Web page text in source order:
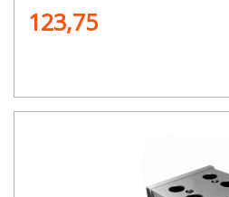
123,75